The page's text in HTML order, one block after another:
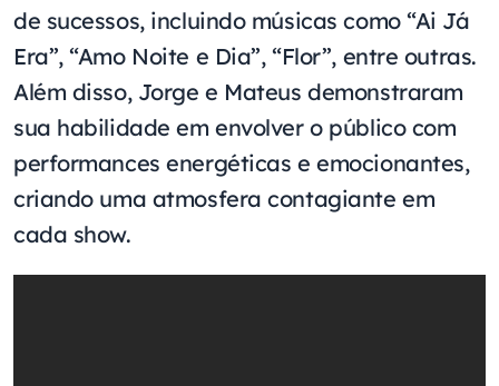
de sucessos, incluindo músicas como “Ai Já
Era”, “Amo Noite e Dia”, “Flor”, entre outras.
Além disso, Jorge e Mateus demonstraram
sua habilidade em envolver o público com
performances energéticas e emocionantes,
criando uma atmosfera contagiante em
cada show.